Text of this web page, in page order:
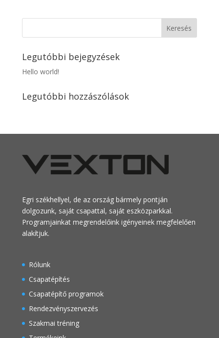
Legutóbbi bejegyzések
Hello world!
Legutóbbi hozzászólások
Egri székhellyel, de az ország bármely pontján
dolgozunk, saját csapattal, saját eszközparkkal.
Programjainkat megrendelőink igényeinek megfelelően
alakítjuk.
Rólunk
Csapatépítés
Csapatépítő programok
Rendezvényszervezés
Szakmai tréning